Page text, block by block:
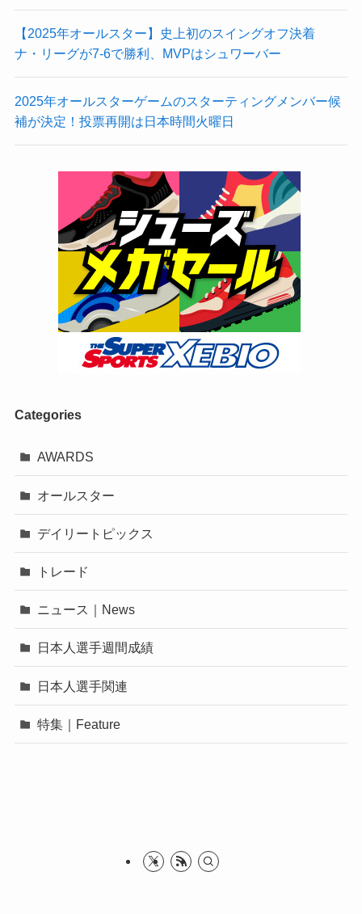
【2025年オールスター】史上初のスイングオフ決着
ナ・リーグが7-6で勝利、MVPはシュワーバー
2025年オールスターゲームのスターティングメンバー候
補が決定！投票再開は日本時間火曜日
Categories
AWARDS
オールスター
デイリートピックス
トレード
ニュース｜News
日本人選手週間成績
日本人選手関連
特集｜Feature